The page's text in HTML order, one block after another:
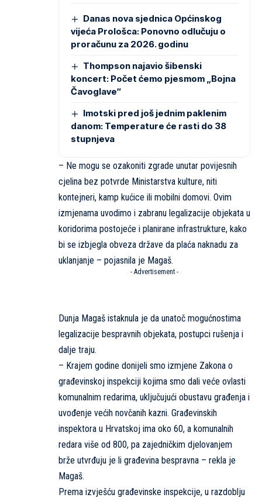
Danas nova sjednica Općinskog
vijeća Prološca: Ponovno odlučuju o
proračunu za 2026. godinu
Thompson najavio šibenski
koncert: Počet ćemo pjesmom „Bojna
Čavoglave“
Imotski pred još jednim paklenim
danom: Temperature će rasti do 38
stupnjeva
– Ne mogu se ozakoniti zgrade unutar povijesnih
cjelina bez potvrde Ministarstva kulture, niti
kontejneri, kamp kućice ili mobilni domovi. Ovim
izmjenama uvodimo i zabranu legalizacije objekata u
koridorima postojeće i planirane infrastrukture, kako
bi se izbjegla obveza države da plaća naknadu za
uklanjanje – pojasnila je Magaš.
- Advertisement -
Dunja Magaš istaknula je da unatoč mogućnostima
legalizacije bespravnih objekata, postupci rušenja i
dalje traju.
– Krajem godine donijeli smo izmjene Zakona o
građevinskoj inspekciji kojima smo dali veće ovlasti
komunalnim redarima, uključujući obustavu građenja i
uvođenje većih novčanih kazni. Građevinskih
inspektora u Hrvatskoj ima oko 60, a komunalnih
redara više od 800, pa zajedničkim djelovanjem
brže utvrđuju je li građevina bespravna – rekla je
Magaš.
Prema izvješću građevinske inspekcije, u razdoblju